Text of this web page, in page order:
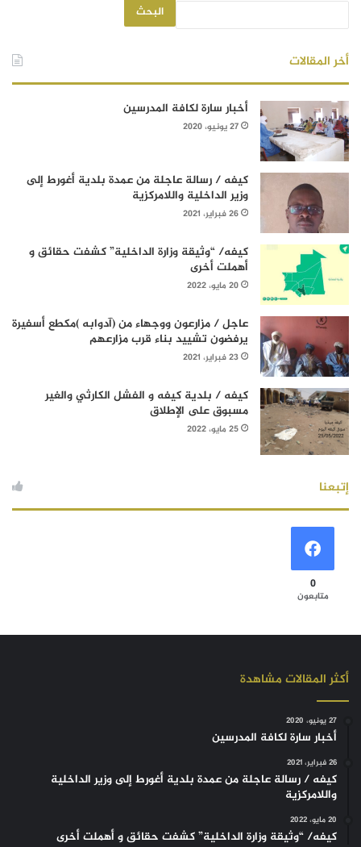
البحث
أخر المقالات
أخبار سارة لكافة المدرسين
27 يونيو، 2020
كيفه / رسالة عاجلة من عمدة بلدية أغورط إلى
وزير الداخلية واللامركزية
26 فبراير، 2021
كيفه/ “وثيقة وزارة الداخلية” كشفت حقائق و
أهملت أخرى
20 مايو، 2022
عاجل / مزارعون ووجهاء من (آدوابه )مكطع أسفيرة
يرفضون تشييد بناء قرب مزارعهم
23 فبراير، 2021
كيفه / بلدية كيفه و الفشل الكارثي والغير
مسبوق على الإطلاق
25 مايو، 2022
إتبعنا
0
متابعون
أكثر المقالات مشاهدة
27 يونيو، 2020
أخبار سارة لكافة المدرسين
26 فبراير، 2021
كيفه / رسالة عاجلة من عمدة بلدية أغورط إلى وزير الداخلية
واللامركزية
20 مايو، 2022
كيفه/ “وثيقة وزارة الداخلية” كشفت حقائق و أهملت أخرى